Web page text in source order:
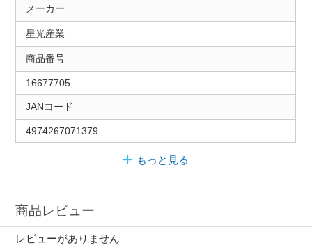
メーカー
星光産業
商品番号
16677705
JANコード
4974267071379
もっと見る
商品レビュー
レビューがありません